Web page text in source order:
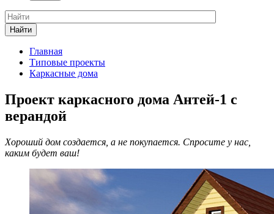
Найти
Главная
Типовые проекты
Каркасные дома
Проект каркасного дома Антей-1 с
верандой
Хороший дом создается, а не покупается. Спросите у нас,
каким будет ваш!